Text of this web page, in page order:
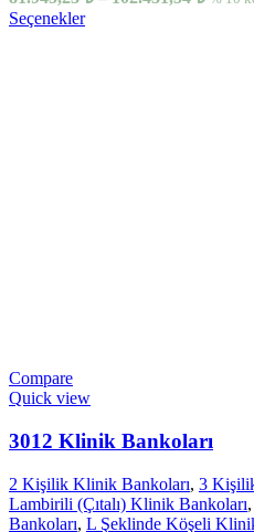
Seçenekler
Compare
Quick view
3012 Klinik Bankoları
2 Kişilik Klinik Bankoları, 3
Lambirili (Çıtalı) Klinik Bankoları,
Bankoları, L Şeklinde Köşeli